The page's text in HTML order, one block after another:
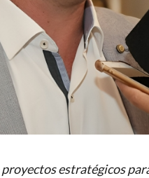
estratégicos